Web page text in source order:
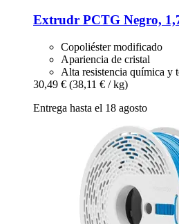
Extrudr PCTG Negro,
Copoliéster modificado
Apariencia de cristal
Alta resistencia química y
30,49 € (38,11 € / kg)
Entrega hasta el 18 agosto